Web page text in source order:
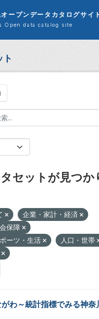
ープンデータカタログサイ
Open data catalog site
ト
セットが見つか
企業・家計・経済
保障
ーツ・生活
人口・世帯
わ～統計指標でみる神奈